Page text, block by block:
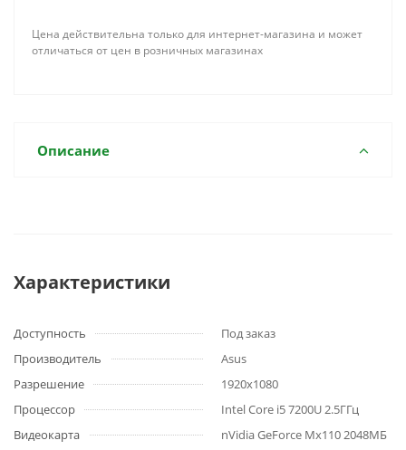
Цена действительна только для интернет-магазина и может
отличаться от цен в розничных магазинах
Описание
Характеристики
Доступность
Под заказ
Производитель
Asus
Разрешение
1920x1080
Процессор
Intel Core i5 7200U 2.5ГГц
Видеокарта
nVidia GeForce Mx110 2048МБ